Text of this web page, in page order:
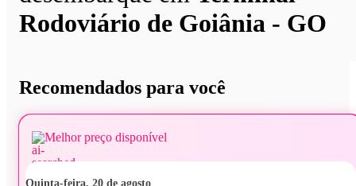
Rodoviário de Goiânia - GO
Recomendados para você
Melhor preço disponível
quinta-feira, 20 de agosto